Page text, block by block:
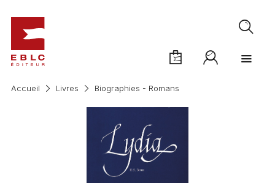
Accueil Livres Biographies - Romans